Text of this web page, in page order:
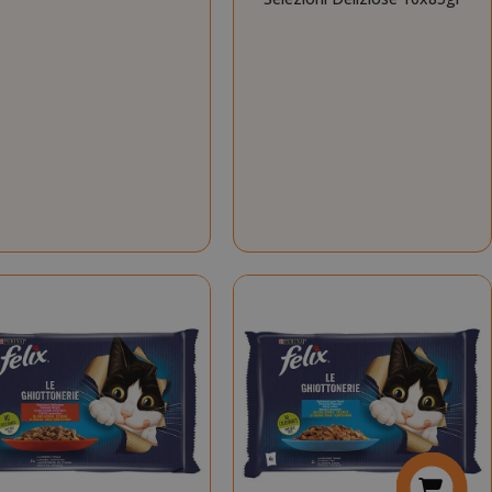
della memoria
cache locale.
rimosso
dall'applicazione
back-end,
l'amministratore
ripulisce la
memoria locale
e imposta il
valore del